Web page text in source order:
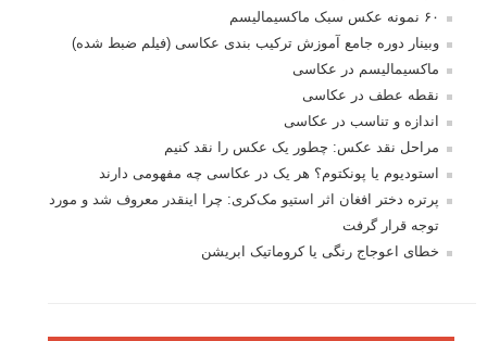
۶۰ نمونه عکس سبک ماکسیمالیسم
وبینار دوره جامع آموزش ترکیب بندی عکاسی (فیلم ضبط شده)
ماکسیمالیسم در عکاسی
نقطه عطف در عکاسی
اندازه و تناسب در عکاسی
مراحل نقد عکس: چطور یک عکس را نقد کنیم
استودیوم یا پونکتوم؟ هر یک در عکاسی چه مفهومی دارند
پرتره دختر افغان اثر استیو مک‌کری: چرا اینقدر معروف شد و مورد
توجه قرار گرفت
خطای اعوجاج رنگی یا کروماتیک ابریشن